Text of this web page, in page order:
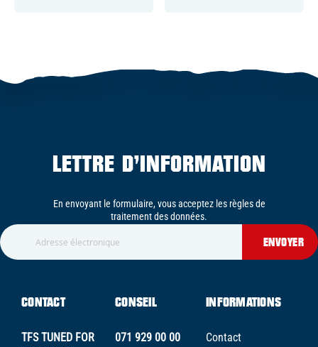
LETTRE D’INFORMATION
En envoyant le formulaire, vous acceptez les règles de
traitement des données.
ENVOYER
CONTACT
TFS TUNED FOR
CONSEIL
071 929 00 00
INFORMATIONS
Contact